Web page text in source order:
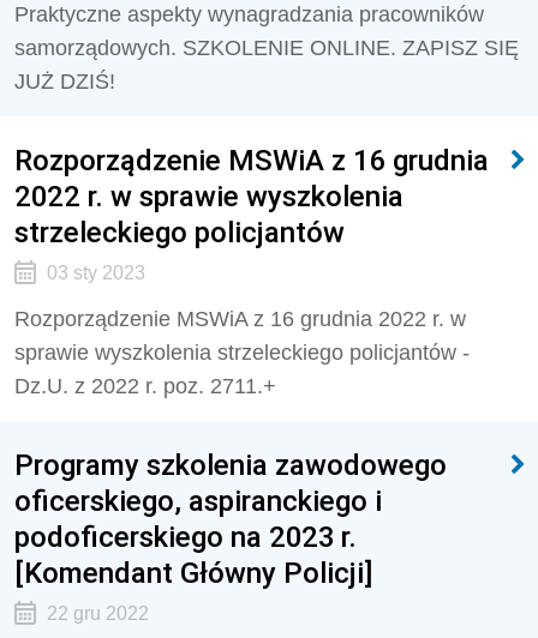
Praktyczne aspekty wynagradzania pracowników
samorządowych. SZKOLENIE ONLINE. ZAPISZ SIĘ
JUŻ DZIŚ!
Rozporządzenie MSWiA z 16 grudnia
2022 r. w sprawie wyszkolenia
strzeleckiego policjantów
03 sty 2023
Rozporządzenie MSWiA z 16 grudnia 2022 r. w
sprawie wyszkolenia strzeleckiego policjantów -
Dz.U. z 2022 r. poz. 2711.+
Programy szkolenia zawodowego
oficerskiego, aspiranckiego i
podoficerskiego na 2023 r.
[Komendant Główny Policji]
22 gru 2022